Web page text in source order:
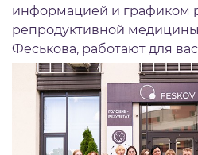
информацией и графиком
репродуктивной
Феськова, работают для